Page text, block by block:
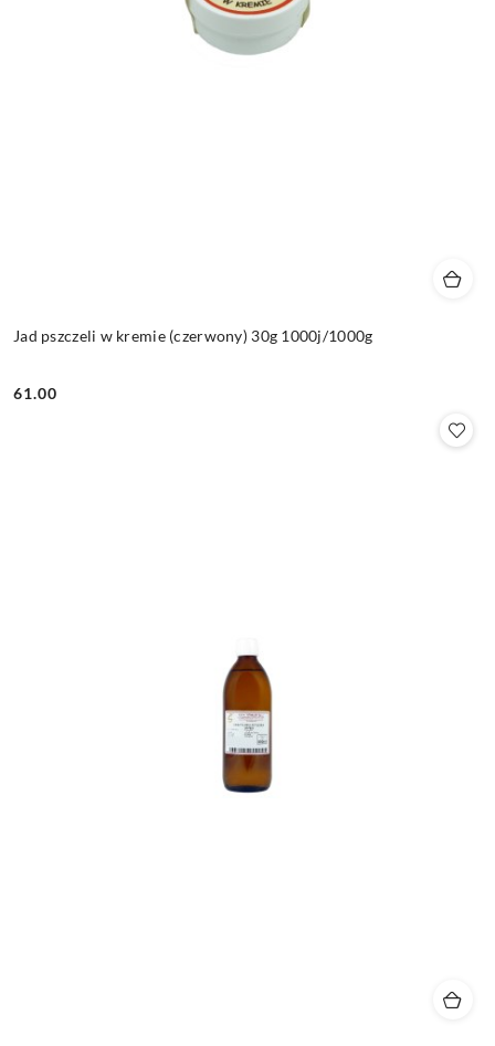
Jad pszczeli w kremie (czerwony) 30g 1000j/1000g
Cena:
61.00